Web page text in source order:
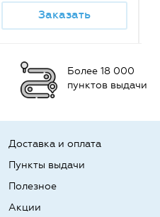
Заказать
Более 18 000
пунктов выдачи
Доставка и оплата
Пункты выдачи
Полезное
Акции